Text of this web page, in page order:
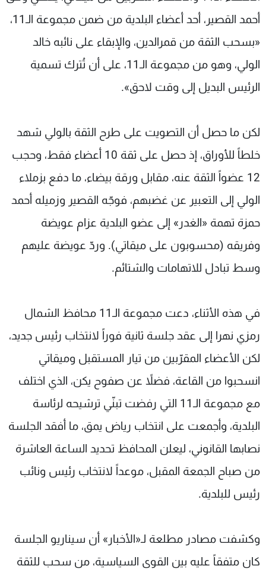
أحمد القصير، أحد أعضاء البلدية من ضمن مجموعة الـ11،
«بسحب الثقة من قمرالدين، والإبقاء على نائبه خالد
الولي، وهو من مجموعة الـ11، على أن تُترك تسمية
الرئيس البديل إلى وقت لاحق».
لكن ما حصل أن التصويت على طرح الثقة بالولي شهد
خلطاً للأوراق، إذ حصل على ثقة 10 أعضاء فقط، وحجب
12 عضواً الثقة عنه، مقابل ورقة بيضاء، ما دفع بزملاء
الولي إلى التعبير عن غضبهم، فوجّه القصير وزميله أحمد
حمزة تهمة «الغدر» إلى عضو البلدية عزام عويضة
وفريقه (محسوبون على ميقاتي). وردّ عويضة عليهم
وسط تبادل للاتهامات والشتائم.
في هذه الأثناء، دعت مجموعة الـ11 محافظ الشمال
رمزي نهرا إلى عقد جلسة ثانية فوراً لانتخاب رئيس جديد،
لكن الأعضاء المقرّبين من تيار المستقبل وميقاتي
انسحبوا من القاعة، فضلاً عن صفوح يكن، الذي اختلف
مع مجموعة الـ11 التي رفضت تبنّي ترشيحه لرئاسة
البلدية، وأجمعت على انتخاب رياض يمق، ما أفقد الجلسة
نصابها القانوني، ليعلن المحافظ تحديد الساعة العاشرة
من صباح الجمعة المقبل، موعداً لانتخاب رئيس ونائب
رئيس للبلدية.
وكشفت مصادر مطلعة لـ«الأخبار» أن سيناريو الجلسة
كان متفقاً عليه بين القوى السياسية، من سحب للثقة